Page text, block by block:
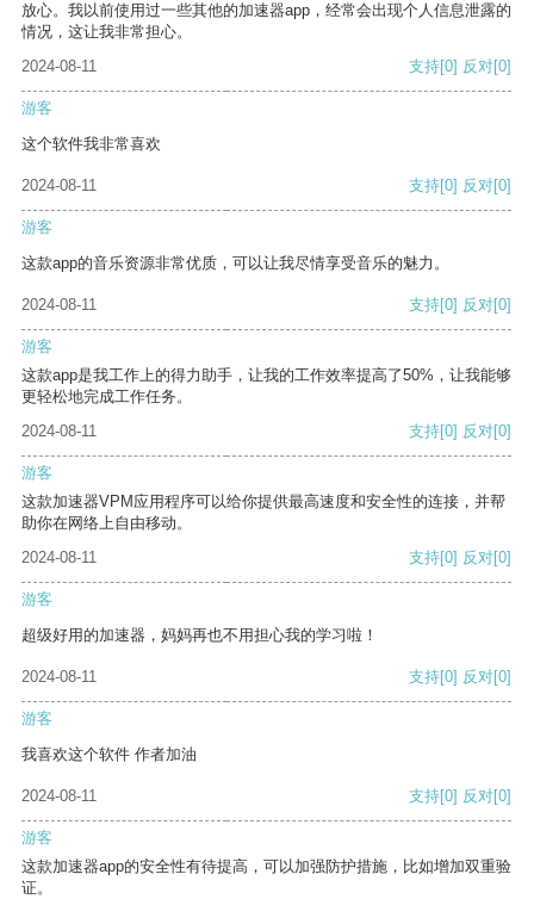
放心。我以前使用过一些其他的加速器app，经常会出现个人信息泄露的
情况，这让我非常担心。
2024-08-11
支持[0] 反对[0]
游客
这个软件我非常喜欢
2024-08-11 支持[0] 反对[0]
游客
这款app的音乐资源非常优质，可以让我尽情享受音乐的魅力。
2024-08-11 支持[0] 反对[0]
游客
这款app是我工作上的得力助手，让我的工作效率提高了50%，让我能够
更轻松地完成工作任务。
2024-08-11
支持[0] 反对[0]
游客
这款加速器VPM应用程序可以给你提供最高速度和安全性的连接，并帮
助你在网络上自由移动。
2024-08-11
支持[0] 反对[0]
游客
超级好用的加速器，妈妈再也不用担心我的学习啦！
2024-08-11 支持[0] 反对[0]
游客
我喜欢这个软件 作者加油
2024-08-11 支持[0] 反对[0]
游客
这款加速器app的安全性有待提高，可以加强防护措施，比如增加双重验
证。